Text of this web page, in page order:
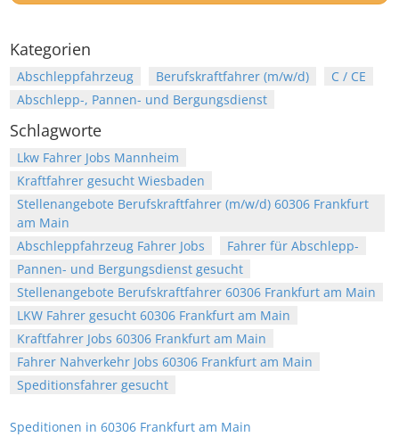
Kategorien
Abschleppfahrzeug Berufskraftfahrer (m/w/d)
C / CE
Abschlepp-, Pannen- und Bergungsdienst
Schlagworte
Lkw Fahrer Jobs Mannheim
Kraftfahrer gesucht Wiesbaden
Stellenangebote Berufskraftfahrer (m/w/d) 60306 Frankfurt
am Main
Abschleppfahrzeug Fahrer Jobs
Fahrer für Abschlepp-
Pannen- und Bergungsdienst gesucht
Stellenangebote Berufskraftfahrer 60306 Frankfurt am Main
LKW Fahrer gesucht 60306 Frankfurt am Main
Kraftfahrer Jobs 60306 Frankfurt am Main
Fahrer Nahverkehr Jobs 60306 Frankfurt am Main
Speditionsfahrer gesucht
Speditionen in 60306 Frankfurt am Main